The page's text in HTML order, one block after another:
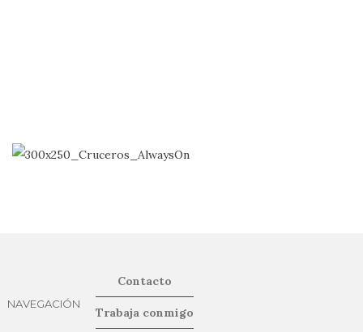
NAVEGACIÓN
Contacto
Trabaja conmigo